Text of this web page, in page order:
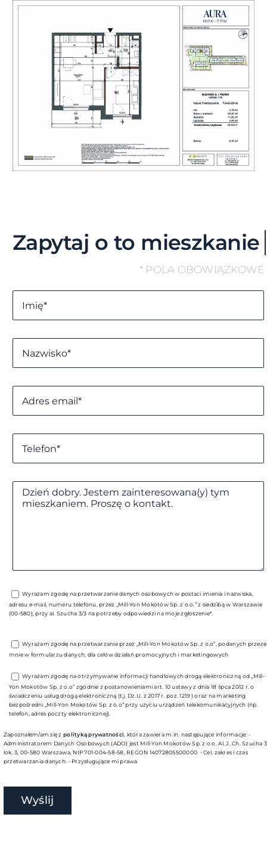
Skip
* POLA OBOWIĄZKOWE
Wyrażam zgodę na przetwarzanie danych osobowych w postaci imienia i nazwiska,
adresu e-mail, numeru telefonu, przez „Mill-Yon Mokotów Sp. z o.o.” z siedzibą w Warszawie
(00-580), przy al. Szucha 3/3 na potrzeby odpowiedzi na moje zgłoszenie*.
Wyrażam zgodę na przetwarzanie przez „Mill-Yon Mokotów Sp. z o.o”, podanych przeze
mnie w formularzu danych, dla celów działań promocyjnych i marketingowych
Wyrażam zgodę na otrzymywanie informacji handlowych drogą elektroniczną od „Mill-
Yon Mokotów Sp. z o.o” zgodnie z postanowieniami art. 10 ustawy z dnia 18 lipca 2012 r. o
świadczeniu usług drogą elektroniczną (t.j. Dz.U. z 2017 r. poz. 1219 ) oraz na marketing
bezpośredni „Mill-Yon Mokotów Sp. z o.o” przy użyciu urządzeń telekomunikacyjnych (np.
telefon, adres poczty elektronicznej).
Zapoznałem/am się z polityką prywatności, która zawiera m.in. następujące informacje: -
Administratorem Danych Osobowych (ADO) jest Mill-Yon Mokotów Sp. z o.o. Al. J. Ch. Szucha 3
lok. 3, 00-580 Warszawa, NIP 701-004-58-58, REGON 14072805500000. - Cel, zakres i czas
przetwarzania danych. - Przysługujące mi prawa